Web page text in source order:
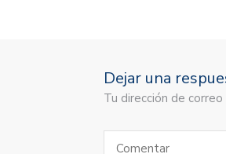
Dejar una
Tu dirección de